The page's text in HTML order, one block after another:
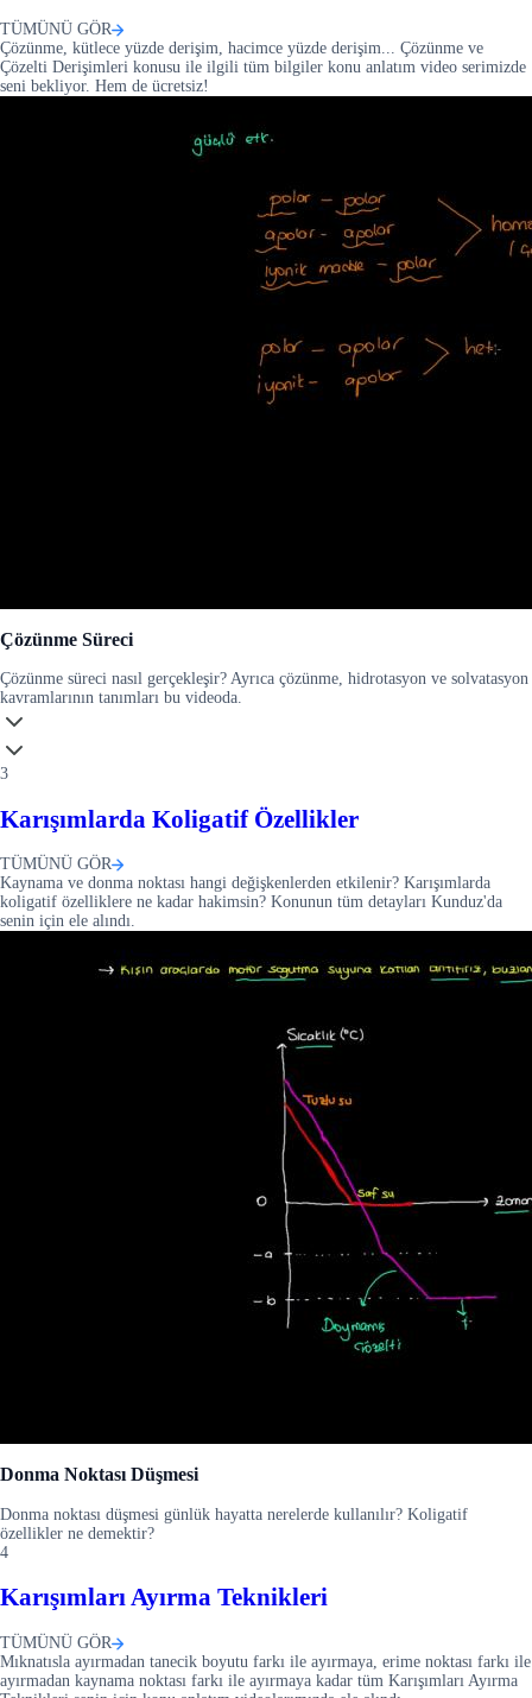
TÜMÜNÜ GÖR
Çözünme, kütlece yüzde derişim, hacimce yüzde derişim... Çözünme ve
Çözelti Derişimleri konusu ile ilgili tüm bilgiler konu anlatım video serimizde
seni bekliyor. Hem de ücretsiz!
Çözünme Süreci
Çözünme süreci nasıl gerçekleşir? Ayrıca çözünme, hidrotasyon ve solvatasyon
kavramlarının tanımları bu videoda.
3
Karışımlarda Koligatif Özellikler
TÜMÜNÜ GÖR
Kaynama ve donma noktası hangi değişkenlerden etkilenir? Karışımlarda
koligatif özelliklere ne kadar hakimsin? Konunun tüm detayları Kunduz'da
senin için ele alındı.
Donma Noktası Düşmesi
Donma noktası düşmesi günlük hayatta nerelerde kullanılır? Koligatif
özellikler ne demektir?
4
Karışımları Ayırma Teknikleri
TÜMÜNÜ GÖR
Mıknatısla ayırmadan tanecik boyutu farkı ile ayırmaya, erime noktası farkı ile
ayırmadan kaynama noktası farkı ile ayırmaya kadar tüm Karışımları Ayırma